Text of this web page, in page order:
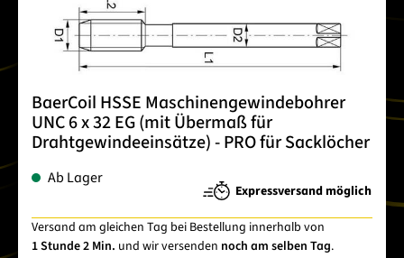
BaerCoil HSSE Maschinengewindebohrer
UNC 6 x 32 EG (mit Übermaß für
Drahtgewindeeinsätze) - PRO für Sacklöcher
Ab Lager
Expressversand möglich
Versand am gleichen Tag bei Bestellung innerhalb von
1 Stunde 2 Min. und wir versenden noch am selben Tag.